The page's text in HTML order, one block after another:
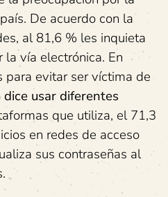
De acuerdo con la
al 81,6 % les inquieta
vía electrónica. En
para evitar ser víctima de
dice usar diferentes
que utiliza, el 71,3
en redes de acceso
sus contraseñas al